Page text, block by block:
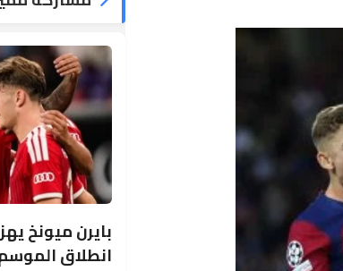
بايرن ميونخ
انطلاق